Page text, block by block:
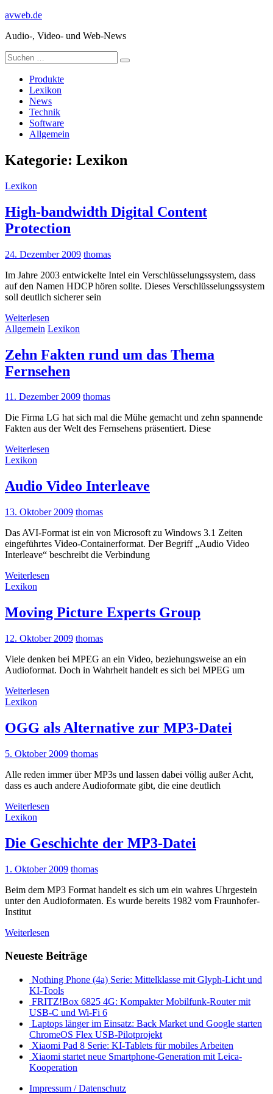
Zum
springen
avweb.de
Audio-, Video- und Web-News
Suchen
nach:
Suchen
Produkte
Lexikon
News
Technik
Software
Allgemein
Kategorie: Lexikon
Lexikon
High-bandwidth Digital Content
Protection
24. Dezember 2009 thomas
Im Jahre 2003 entwickelte Intel ein Verschlüsselungssystem, dass
auf den Namen HDCP hören sollte. Dieses Verschlüsselungssystem
soll deutlich sicherer sein
Weiterlesen
Allgemein Lexikon
Zehn Fakten rund um das Thema
Fernsehen
11. Dezember 2009 thomas
Die Firma LG hat sich mal die Mühe gemacht und zehn spannende
Fakten aus der Welt des Fernsehens präsentiert. Diese
Weiterlesen
Lexikon
Audio Video Interleave
13. Oktober 2009 thomas
Das AVI-Format ist ein von Microsoft zu Windows 3.1 Zeiten
eingeführtes Video-Containerformat. Der Begriff „Audio Video
Interleave“ beschreibt die Verbindung
Weiterlesen
Lexikon
Moving Picture Experts Group
12. Oktober 2009 thomas
Viele denken bei MPEG an ein Video, beziehungsweise an ein
Audioformat. Doch in Wahrheit handelt es sich bei MPEG um
Weiterlesen
Lexikon
OGG als Alternative zur MP3-Datei
5. Oktober 2009 thomas
Alle reden immer über MP3s und lassen dabei völlig außer Acht,
dass es auch andere Audioformate gibt, die eine deutlich
Weiterlesen
Lexikon
Die Geschichte der MP3-Datei
1. Oktober 2009 thomas
Beim dem MP3 Format handelt es sich um ein wahres Uhrgestein
unter den Audioformaten. Es wurde bereits 1982 vom Fraunhofer-
Institut
Weiterlesen
Neueste Beiträge
Nothing Phone (4a) Serie: Mittelklasse mit Glyph-Licht und
KI-Tools
FRITZ!Box 6825 4G: Kompakter Mobilfunk-Router mit
USB-C und Wi-Fi 6
Laptops länger im Einsatz: Back Market und Google starten
ChromeOS Flex USB-Pilotprojekt
Xiaomi Pad 8 Serie: KI-Tablets für mobiles Arbeiten
Xiaomi startet neue Smartphone-Generation mit Leica-
Kooperation
Impressum / Datenschutz